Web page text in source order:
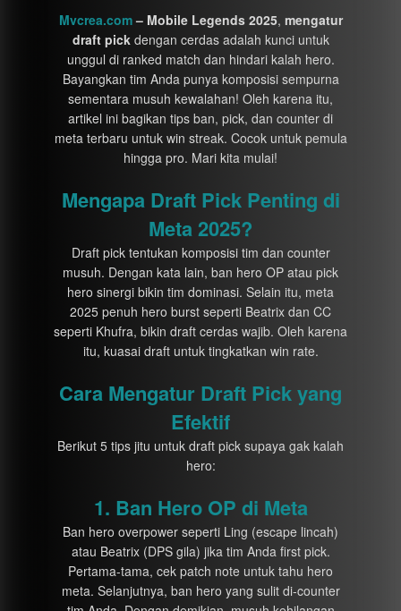
Mvcrea.com– Mobile Legends 2025, mengatur
draft pickdengan cerdas adalah kunci untuk
unggul di ranked match dan hindari kalah hero.
Bayangkan tim Anda punya komposisi sempurna
sementara musuh kewalahan! Oleh karena itu,
artikel ini bagikan tips ban, pick, dan counter di
meta terbaru untuk win streak. Cocok untuk pemula
hingga pro. Mari kita mulai!
Mengapa Draft Pick Penting di
Meta 2025?
Draft pick tentukan komposisi tim dan counter
musuh. Dengan kata lain, ban hero OP atau pick
hero sinergi bikin tim dominasi. Selain itu, meta
2025 penuh hero burst seperti Beatrix dan CC
seperti Khufra, bikin draft cerdas wajib. Oleh karena
itu, kuasai draft untuk tingkatkan win rate.
Cara Mengatur Draft Pick yang
Efektif
Berikut 5 tips jitu untuk draft pick supaya gak kalah
hero:
1. Ban Hero OP di Meta
Ban hero overpower seperti Ling (escape lincah)
atau Beatrix (DPS gila) jika tim Anda first pick.
Pertama-tama, cek patch note untuk tahu hero
meta. Selanjutnya, ban hero yang sulit di-counter